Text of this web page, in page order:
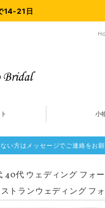
14-21日
小
い方はメッセージでご連絡をお
40代 ウェディング フォ
トランウェディング フ